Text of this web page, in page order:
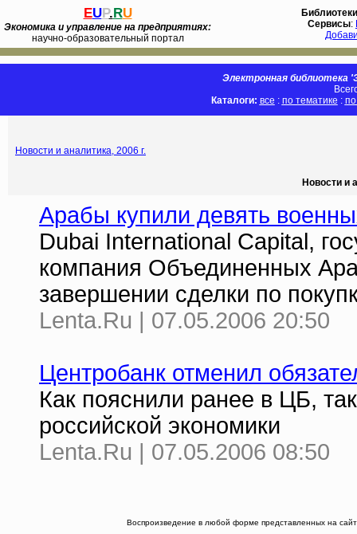
EUP.RU
Экономика и управление на предприятиях:
научно-образовательный портал
Библиотеки
Сервисы:
Электронная библиотека
Каталоги: все : по тематике :
Новости и аналитика, 2006 г.
Новости и
Арабы купили девять
Dubai International Capital,
компания Объединенных
завершении сделки по
Lenta.Ru | 07.05.2006 20:50
Центробанк отменил
Как пояснили ранее в ЦБ,
российской экономики
Lenta.Ru | 07.05.2006 08:50
Воспроизведение в любой форме представленных на